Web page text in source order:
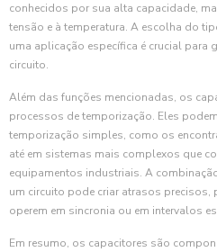
conhecidos por sua alta capacidade,
tensão e à temperatura. A escolha do
uma aplicação específica é crucial para
circuito.
Além das funções mencionadas, os
processos de temporização. Eles
temporização simples, como os
até em sistemas mais complexos que
equipamentos industriais. A
um circuito pode criar atrasos
operem em sincronia ou em intervalos
Em resumo, os capacitores são